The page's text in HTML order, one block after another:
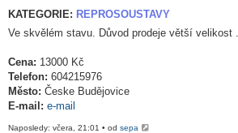
KATEGORIE: REPROSOUSTAVY
Ve skvělém stavu. Důvod prodeje větší velikost
Cena: 13000 Kč
Telefon: 604215976
Město: Česke Budějovice
E-mail: e-mail
Naposledy: včera, 21:01 • od sepa